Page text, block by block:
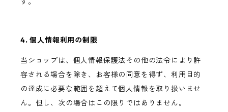
4. 個人情報利用の制限
当ショップは、個人情報保護法その他の法令により許
容される場合を除き、お客様の同意を得ず、利用目的
の達成に必要な範囲を超えて個人情報を取り扱いませ
ん。但し、次の場合はこの限りではありません。